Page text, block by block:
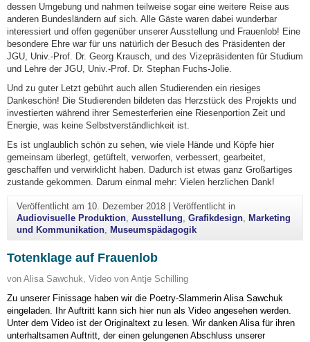
dessen Umgebung und nahmen teilweise sogar eine weitere Reise aus
anderen Bundesländern auf sich. Alle Gäste waren dabei wunderbar
interessiert und offen gegenüber unserer Ausstellung und Frauenlob! Eine
besondere Ehre war für uns natürlich der Besuch des Präsidenten der
JGU, Univ.-Prof. Dr. Georg Krausch, und des Vizepräsidenten für Studium
und Lehre der JGU, Univ.-Prof. Dr. Stephan Fuchs-Jolie.
Und zu guter Letzt gebührt auch allen Studierenden ein riesiges
Dankeschön! Die Studierenden bildeten das Herzstück des Projekts und
investierten während ihrer Semesterferien eine Riesenportion Zeit und
Energie, was keine Selbstverständlichkeit ist.
Es ist unglaublich schön zu sehen, wie viele Hände und Köpfe hier
gemeinsam überlegt, getüftelt, verworfen, verbessert, gearbeitet,
geschaffen und verwirklicht haben. Dadurch ist etwas ganz Großartiges
zustande gekommen. Darum einmal mehr: Vielen herzlichen Dank!
Veröffentlicht am 10. Dezember 2018| Veröffentlicht in
Audiovisuelle Produktion, Ausstellung, Grafikdesign, Marketing
und Kommunikation, Museumspädagogik
Totenklage auf Frauenlob
von Alisa Sawchuk, Video von Antje Schilling
Zu unserer Finissage haben wir die Poetry-Slammerin Alisa Sawchuk
eingeladen. Ihr Auftritt kann sich hier nun als Video angesehen werden.
Unter dem Video ist der Originaltext zu lesen. Wir danken Alisa für ihren
unterhaltsamen Auftritt, der einen gelungenen Abschluss unserer